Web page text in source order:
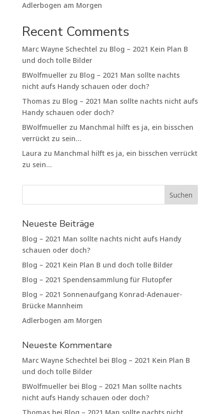
Adlerbogen am Morgen
Recent Comments
Marc Wayne Schechtel zu Blog – 2021 Kein Plan B
und doch tolle Bilder
BWolfmuellerzu Blog – 2021 Man sollte nachts
nicht aufs Handy schauen oder doch?
Thomaszu Blog – 2021 Man sollte nachts nicht aufs
Handy schauen oder doch?
BWolfmuellerzu Manchmal hilft es ja, ein bisschen
verrückt zu sein…
Laura zu Manchmal hilft es ja, ein bisschen verrückt
zu sein…
Neueste Beiträge
Blog – 2021 Man sollte nachts nicht aufs Handy
schauen oder doch?
Blog – 2021 Kein Plan B und doch tolle Bilder
Blog – 2021 Spendensammlung für Flutopfer
Blog – 2021 Sonnenaufgang Konrad-Adenauer-
Brücke Mannheim
Adlerbogen am Morgen
Neueste Kommentare
Marc Wayne Schechtel bei Blog – 2021 Kein Plan B
und doch tolle Bilder
BWolfmuellerbei Blog – 2021 Man sollte nachts
nicht aufs Handy schauen oder doch?